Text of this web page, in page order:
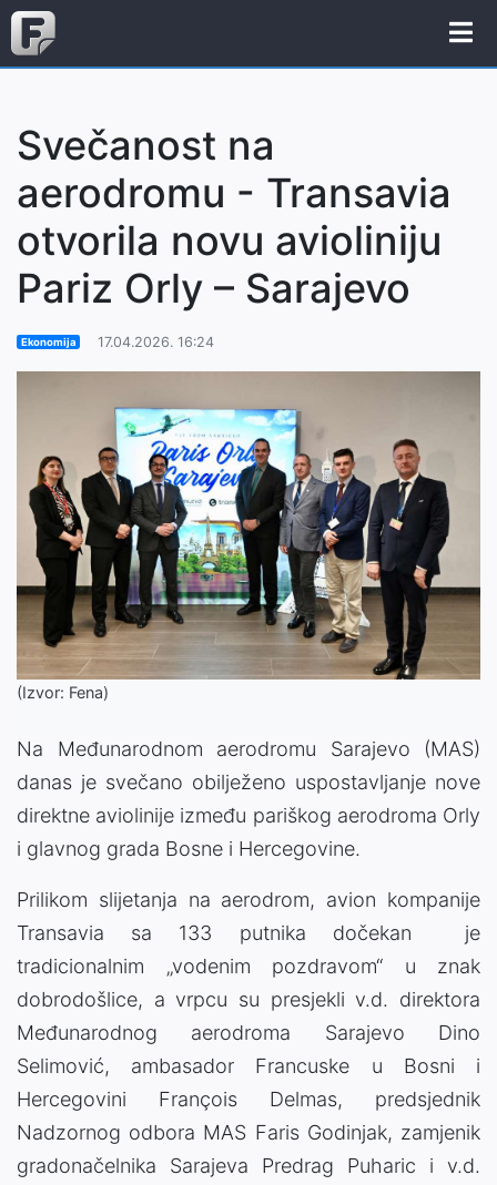
Svečanost na
aerodromu - Transavia
otvorila novu avioliniju
Pariz Orly – Sarajevo
Ekonomija 17.04.2026. 16:24
(Izvor: Fena)
Na Međunarodnom aerodromu Sarajevo (MAS)
danas je svečano obilježeno uspostavljanje nove
direktne aviolinije između pariškog aerodroma Orly
i glavnog grada Bosne i Hercegovine.
Prilikom slijetanja na aerodrom, avion kompanije
Transavia sa 133 putnika dočekan je
tradicionalnim „vodenim pozdravom“ u znak
dobrodošlice, a vrpcu su presjekli v.d. direktora
Međunarodnog aerodroma Sarajevo Dino
Selimović, ambasador Francuske u Bosni i
Hercegovini François Delmas, predsjednik
Nadzornog odbora MAS Faris Godinjak, zamjenik
gradonačelnika Sarajeva Predrag Puharic i v.d.